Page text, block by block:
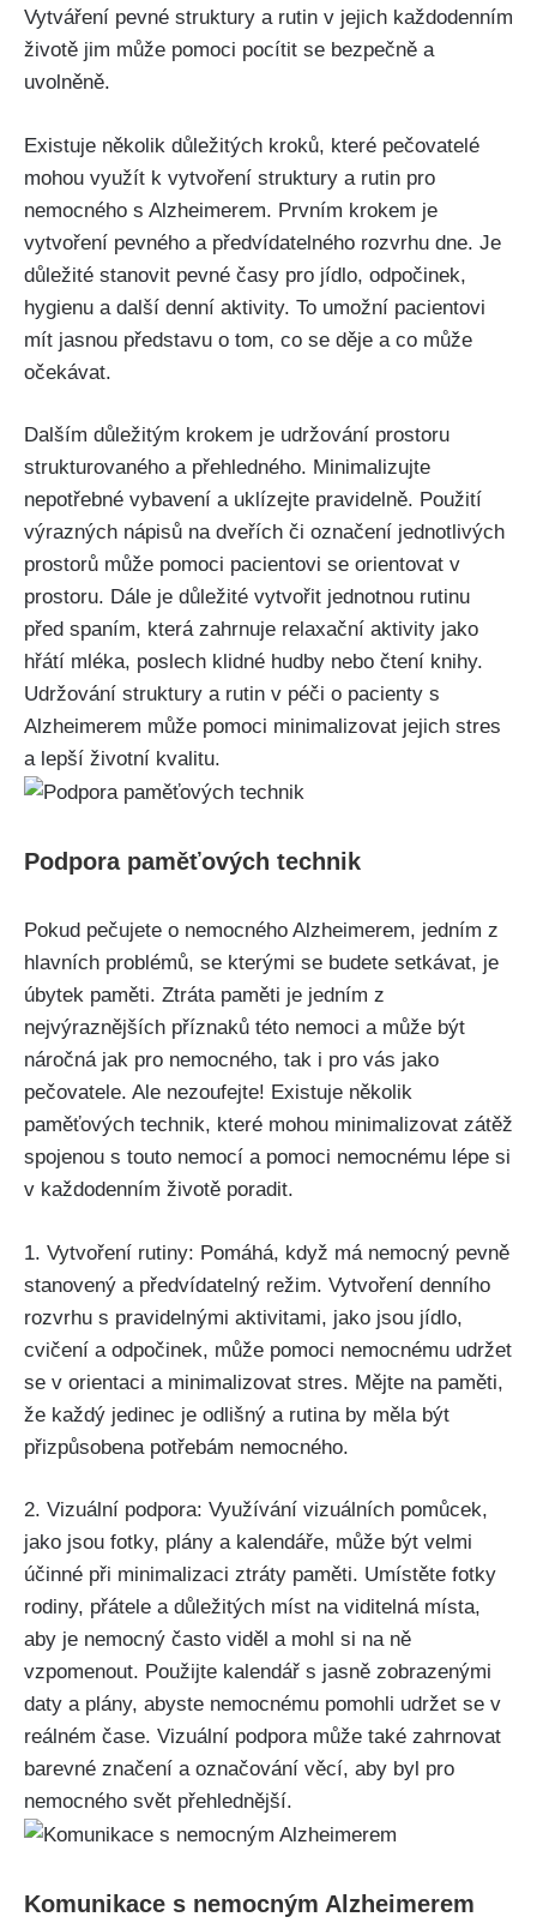
Vytváření pevné struktury a rutin v jejich každodenním
životě jim může pomoci pocítit se bezpečně a
uvolněně.
Existuje několik důležitých kroků, které pečovatelé
mohou využít k vytvoření struktury a rutin pro
nemocného s Alzheimerem. Prvním krokem je
vytvoření pevného a předvídatelného rozvrhu dne. Je
důležité stanovit pevné časy pro jídlo, odpočinek,
hygienu a další denní aktivity. To umožní pacientovi
mít jasnou představu o tom, co se děje a co může
očekávat.
Dalším důležitým krokem je udržování prostoru
strukturovaného a přehledného. Minimalizujte
nepotřebné vybavení a uklízejte pravidelně. Použití
výrazných nápisů na dveřích či označení jednotlivých
prostorů může pomoci pacientovi se orientovat v
prostoru. Dále je důležité vytvořit jednotnou rutinu
před spaním, která zahrnuje relaxační aktivity jako
hřátí mléka, poslech klidné hudby nebo čtení knihy.
Udržování struktury a rutin v péči o pacienty s
Alzheimerem může pomoci minimalizovat jejich stres
a lepší životní kvalitu.
Podpora paměťových technik
Pokud pečujete o nemocného Alzheimerem, jedním z
hlavních problémů, se kterými se budete setkávat, je
úbytek paměti. Ztráta paměti je jedním z
nejvýraznějších příznaků této nemoci a může být
náročná jak pro nemocného, tak i pro vás jako
pečovatele. Ale nezoufejte! Existuje několik
paměťových technik, které mohou minimalizovat zátěž
spojenou s touto nemocí a pomoci nemocnému lépe si
v každodenním životě poradit.
1. Vytvoření rutiny: Pomáhá, když má nemocný pevně
stanovený a předvídatelný režim. Vytvoření denního
rozvrhu s pravidelnými aktivitami, jako jsou jídlo,
cvičení a odpočinek, může pomoci nemocnému udržet
se v orientaci a minimalizovat stres. Mějte na paměti,
že každý jedinec je odlišný a rutina by měla být
přizpůsobena potřebám nemocného.
2. Vizuální podpora: Využívání vizuálních pomůcek,
jako jsou fotky, plány a kalendáře, může být velmi
účinné při minimalizaci ztráty paměti. Umístěte fotky
rodiny, přátele a důležitých míst na viditelná místa,
aby je nemocný často viděl a mohl si na ně
vzpomenout. Použijte kalendář s jasně zobrazenými
daty a plány, abyste nemocnému pomohli udržet se v
reálném čase. Vizuální podpora může také zahrnovat
barevné značení a označování věcí, aby byl pro
nemocného svět přehlednější.
Komunikace s nemocným Alzheimerem